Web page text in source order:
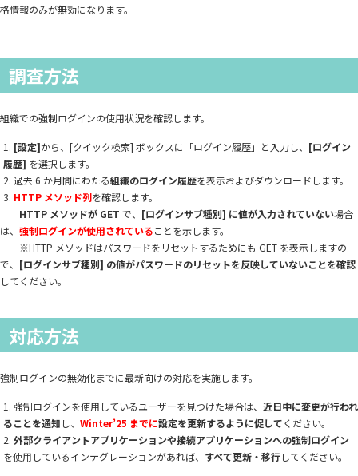
格情報のみが無効になります。
調査方法
組織での強制ログインの使用状況を確認します。
[設定]から、[クイック検索] ボックスに「ログイン履歴」と入力し、 [ログイン
履歴] を選択します。
過去 6 か月間にわたる組織のログイン履歴を表示およびダウンロードします。
HTTP メソッド列を確認します。
HTTP メソッドが GET で、 [ログインサブ種別] に値が入力されていない場合
は、 強制ログインが使用されていることを示します。
※HTTP メソッドはパスワードをリセットするためにも GET を表示しますの
で、 [ログインサブ種別] の値がパスワードのリセットを反映していないことを確認
してください。
対応方法
強制ログインの無効化までに最新向けの対応を実施します。
強制ログインを使用しているユーザーを見つけた場合は、 近日中に変更が行われ
ることを通知 し、 Winter’25 までに設定を更新するように促してください。
外部クライアントアプリケーションや接続アプリケーションへの強制ログイン
を使用しているインテグレーションがあれば、 すべて更新・移行してください。